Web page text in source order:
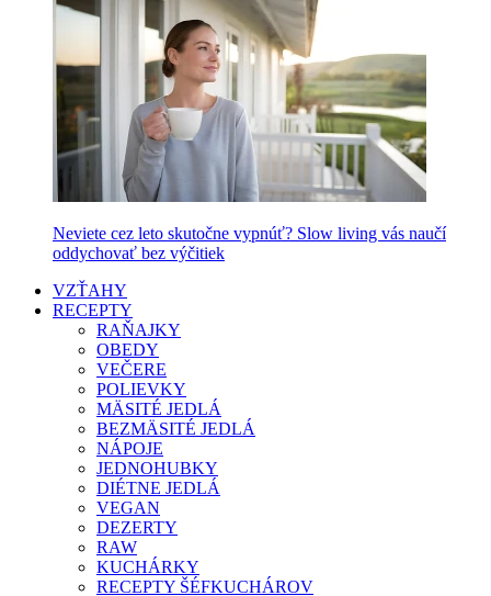
Neviete cez leto skutočne vypnúť? Slow living vás naučí
oddychovať bez výčitiek
VZŤAHY
RECEPTY
RAŇAJKY
OBEDY
VEČERE
POLIEVKY
MÄSITÉ JEDLÁ
BEZMÄSITÉ JEDLÁ
NÁPOJE
JEDNOHUBKY
DIÉTNE JEDLÁ
VEGAN
DEZERTY
RAW
KUCHÁRKY
RECEPTY ŠÉFKUCHÁROV